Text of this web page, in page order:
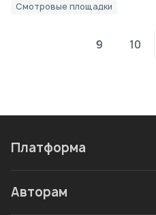
Смотровые площадки
9 10
Платформа
Авторам